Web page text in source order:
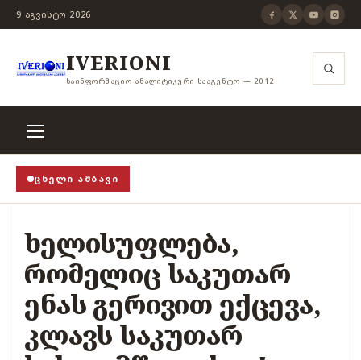
9 ᲐᲒᲕᲘᲡᲢᲝ 2026
IVERIONI
ᲡᲐᲘᲜᲤᲝᲠᲛᲐᲪᲘᲝ ᲐᲜᲐᲚᲘᲢᲘᲙᲣᲠᲘ ᲡᲐᲐᲒᲔᲜᲢᲝ — 2012
ᲪᲮᲔᲚᲘ ᲐᲛᲑᲐᲕᲘ
ჭანჭიკი მოშლილია, ცენზურა უნდა
ხელისუფლება,
რომელიც საკუთარ
ენას გერივით ექცევა,
კლავს საკუთარ